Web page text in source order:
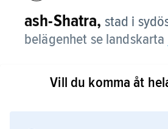
ash-Shatra, stad i
belägenhet se landskarta
Vill du komma åt